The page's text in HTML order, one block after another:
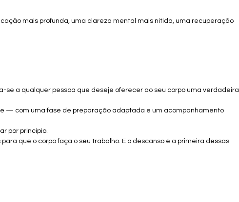
mais profunda, uma clareza mental mais nítida, uma recuperação
se a qualquer pessoa que deseje oferecer ao seu corpo uma verdadeira
— com uma fase de preparação adaptada e um acompanhamento
por princípio.
que o corpo faça o seu trabalho. E o descanso é a primeira dessas